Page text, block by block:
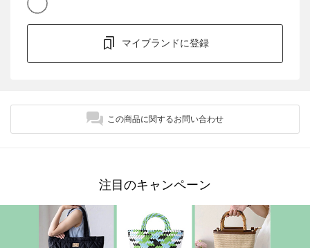
マイブランドに登録
この商品に関するお問い合わせ
注目のキャンペーン